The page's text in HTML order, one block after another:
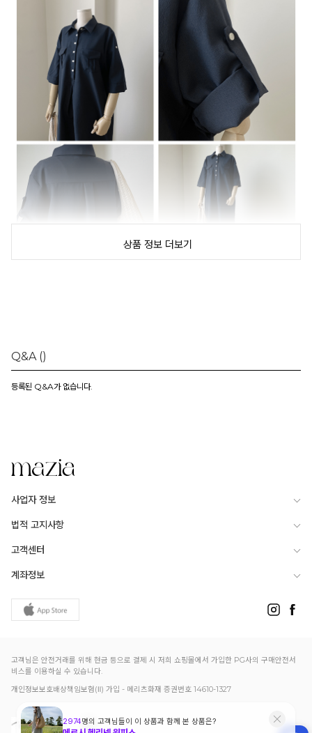
상품 정보 더보기
Q&A ()
등록된 Q&A가 없습니다.
사업자 정보
법적 고지사항
고객센터
계좌정보
고객님은 안전거래를 위해 현금 등으로 결제 시 저희 쇼핑몰에서 가입한 PG사의 구매안전서
비스를 이용하실 수 있습니다.
개인정보보호배상책임보험(Ⅱ) 가입 - 메리츠화재 증권번호 14610-1327